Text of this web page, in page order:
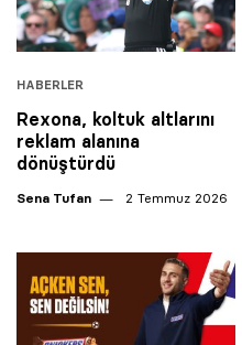
HABERLER
Rexona, koltuk altlarını
reklam alanına
dönüştürdü
Sena Tufan 2 Temmuz 2026